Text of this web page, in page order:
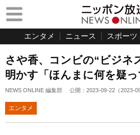
エンタメ ニュース スポーツ
さや香、コンビの“ビジネ
明かす「ほんまに何を疑っ
NEWS ONLINE 編集部 公開： 2023-09-22 （2023-
エンタメ